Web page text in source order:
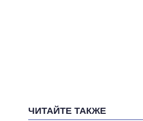
ЧИТАЙТЕ ТАКЖЕ